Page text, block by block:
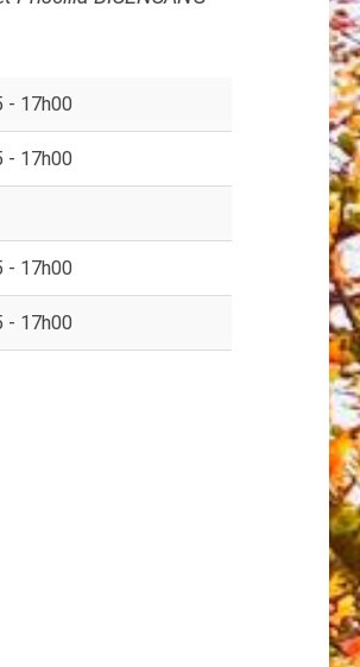
- 17h00
- 17h00
- 17h00
- 17h00